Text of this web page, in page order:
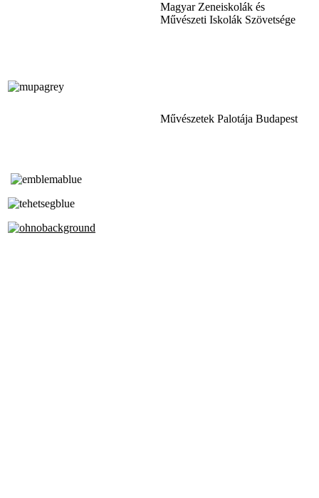
Magyar Zeneiskolák és
Művészeti Iskolák Szövetsége
Művészetek Palotája Budapest